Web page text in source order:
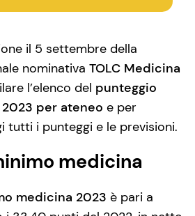
il 5 settembre della
nominativa TOLC Medicina
l’elenco del punteggio
per ateneo e per
tutti i punteggi e le previsioni.
medicina
medicina 2023 è pari a